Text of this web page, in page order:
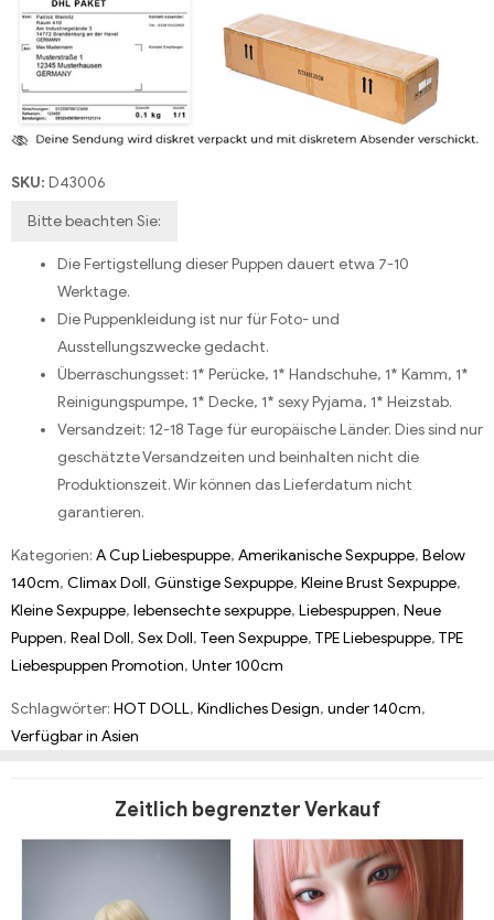
SKU: D43006
Bitte beachten Sie:
Die Fertigstellung dieser Puppen dauert etwa 7-10
Werktage.
Die Puppenkleidung ist nur für Foto- und
Ausstellungszwecke gedacht.
Überraschungsset: 1* Perücke, 1* Handschuhe, 1* Kamm, 1*
Reinigungspumpe, 1* Decke, 1* sexy Pyjama, 1* Heizstab.
Versandzeit: 12-18 Tage für europäische Länder. Dies sind nur
geschätzte Versandzeiten und beinhalten nicht die
Produktionszeit. Wir können das Lieferdatum nicht
garantieren.
Kategorien: A Cup Liebespuppe, Amerikanische Sexpuppe, Below
140cm, Climax Doll, Günstige Sexpuppe, Kleine Brust Sexpuppe,
Kleine Sexpuppe, lebensechte sexpuppe, Liebespuppen, Neue
Puppen, Real Doll, Sex Doll, Teen Sexpuppe, TPE Liebespuppe, TPE
Liebespuppen Promotion, Unter 100cm
Schlagwörter: HOT DOLL, Kindliches Design, under 140cm,
Verfügbar in Asien
Zeitlich begrenzter Verkauf